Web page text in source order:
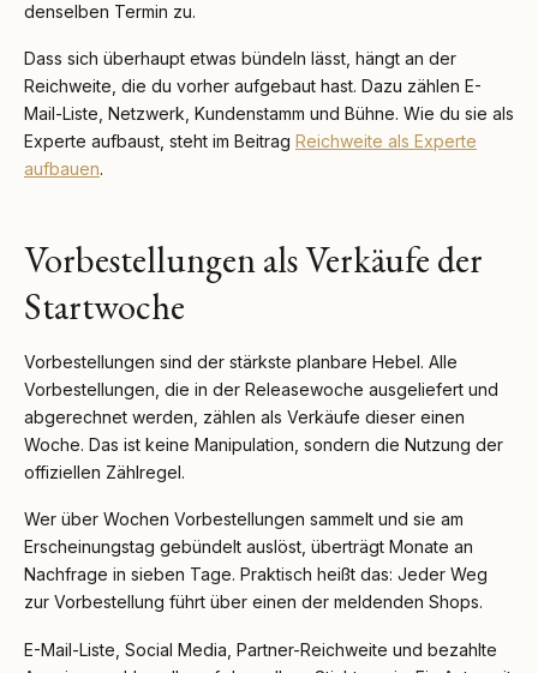
denselben Termin zu.
Dass sich überhaupt etwas bündeln lässt, hängt an der
Reichweite, die du vorher aufgebaut hast. Dazu zählen E-
Mail-Liste, Netzwerk, Kundenstamm und Bühne. Wie du sie als
Experte aufbaust, steht im Beitrag Reichweite als Experte
aufbauen.
Vorbestellungen als Verkäufe der
Startwoche
Vorbestellungen sind der stärkste planbare Hebel. Alle
Vorbestellungen, die in der Releasewoche ausgeliefert und
abgerechnet werden, zählen als Verkäufe dieser einen
Woche. Das ist keine Manipulation, sondern die Nutzung der
offiziellen Zählregel.
Wer über Wochen Vorbestellungen sammelt und sie am
Erscheinungstag gebündelt auslöst, überträgt Monate an
Nachfrage in sieben Tage. Praktisch heißt das: Jeder Weg
zur Vorbestellung führt über einen der meldenden Shops.
E-Mail-Liste, Social Media, Partner-Reichweite und bezahlte